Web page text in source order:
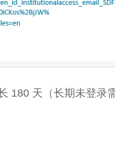
180 天（长期未登录